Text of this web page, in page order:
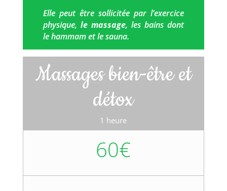
Elle peut être sollicitée par l’exercice
physique, le massage, les bains dont
le hammam et le sauna.
Massages bien-être et
détox
1 heure
60€